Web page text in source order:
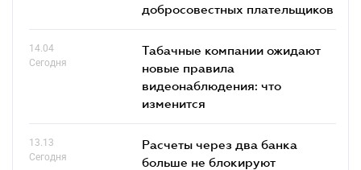
добросовестных плательщиков
14.04
Сегодня
Табачные компании ожидают
новые правила
видеонаблюдения: что
изменится
13.13
Сегодня
Расчеты через два банка
больше не блокируют